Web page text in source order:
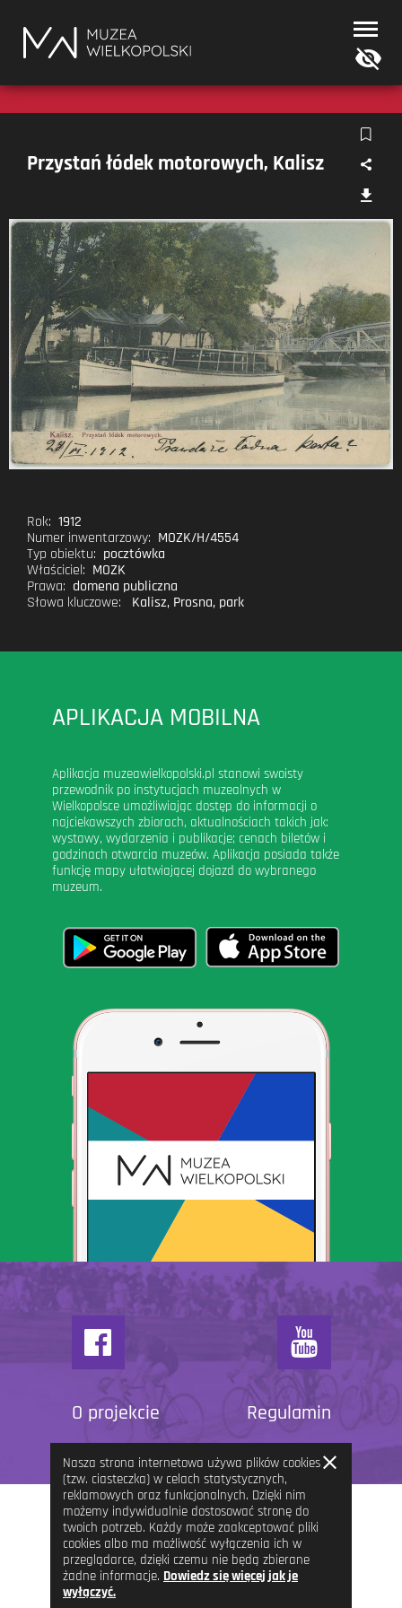
Muzea
Wielkopolski
Przystań łódek motorowych, Kalisz
Rok: 1912
Numer inwentarzowy: MOZK/H/4554
Typ obiektu: pocztówka
Właściciel: MOZK
Prawa: domena publiczna
Słowa kluczowe:
Kalisz, Prosna, park
APLIKACJA MOBILNA
Aplikacja muzeawielkopolski.pl stanowi swoisty
przewodnik po instytucjach muzealnych w
Wielkopolsce umożliwiając dostęp do informacji o
najciekawszych zbiorach, aktualnościach takich jak:
wystawy, wydarzenia i publikacje; cenach biletów i
godzinach otwarcia muzeów. Aplikacja posiada także
funkcję mapy ułatwiającej dojazd do wybranego
muzeum.
O projekcie Regulamin
Nasza strona internetowa używa plików cookies
(tzw. ciasteczka) w celach statystycznych,
reklamowych oraz funkcjonalnych. Dzięki nim
możemy indywidualnie dostosować stronę do
twoich potrzeb. Każdy może zaakceptować pliki
cookies albo ma możliwość wyłączenia ich w
przeglądarce, dzięki czemu nie będą zbierane
żadne informacje. Dowiedz się więcej jak je
wyłączyć.